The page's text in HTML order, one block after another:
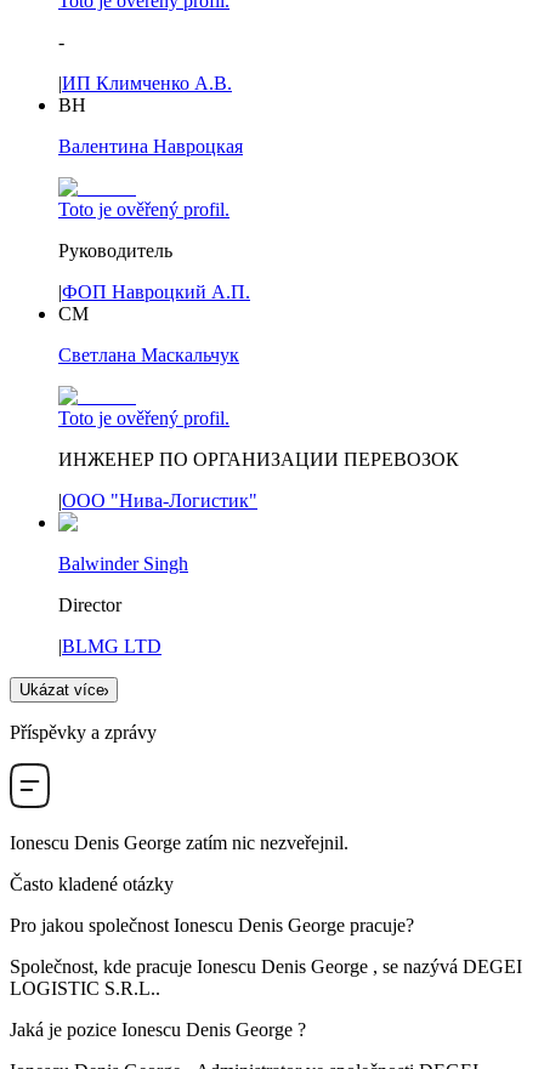
-
|ИП Климченко А.В.
ВН
Валентина Навроцкая
Toto je ověřený profil.
Руководитель
|ФОП Навроцкий А.П.
СМ
Светлана Маскальчук
Toto je ověřený profil.
ИНЖЕНЕР ПО ОРГАНИЗАЦИИ ПЕРЕВОЗОК
|ООО "Нива-Логистик"
Balwinder Singh
Director
|BLMG LTD
Ukázat více
Příspěvky a zprávy
Ionescu Denis George zatím nic nezveřejnil.
Často kladené otázky
Pro jakou společnost Ionescu Denis George pracuje?
Společnost, kde pracuje Ionescu Denis George , se nazývá DEGEI
LOGISTIC S.R.L..
Jaká je pozice Ionescu Denis George ?